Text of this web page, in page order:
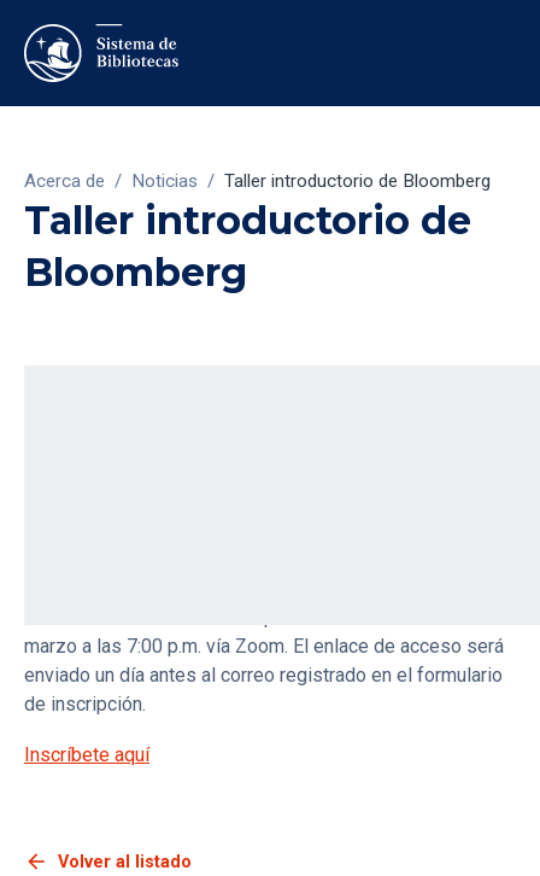
Acerca de / Noticias / Taller introductorio de Bloomberg
Taller introductorio de
Bloomberg
marzo a las 7:00 p.m. vía Zoom. El enlace de acceso será
enviado un día antes al correo registrado en el formulario
de inscripción.
Inscríbete aquí
arrow_back Volver al listado